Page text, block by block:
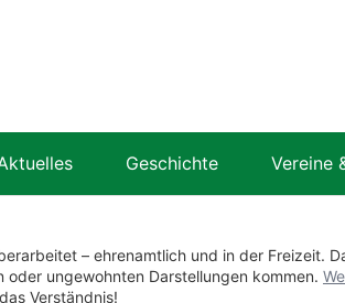
Geschichte Vereine
– ehrenamtlich und in der Freizeit.
ungewohnten Darstellungen kommen.
Verständnis!